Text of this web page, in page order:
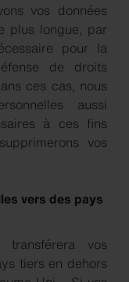
vos données
plus longue, par
pour la
de droits
ces cas, nous
aussi
à ces fins
vos
vers des pays
transférera vos
tiers en dehors